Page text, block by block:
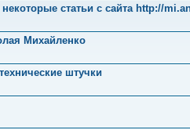
статьи с сайта http://
Михайленко
штучки